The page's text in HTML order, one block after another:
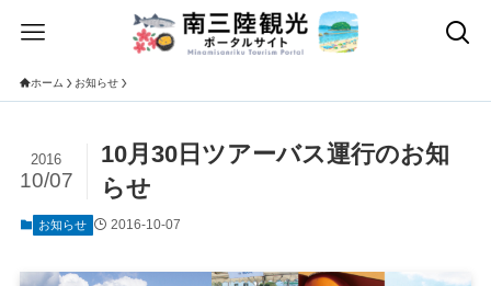
ホーム お知らせ
10月30日ツアーバス運行のお知
らせ
2016
10/07
お知らせ 2016-10-07